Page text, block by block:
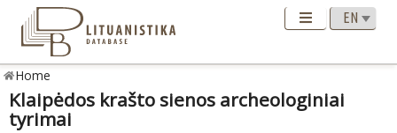
Home
Klaipėdos krašto sienos archeologiniai
tyrimai